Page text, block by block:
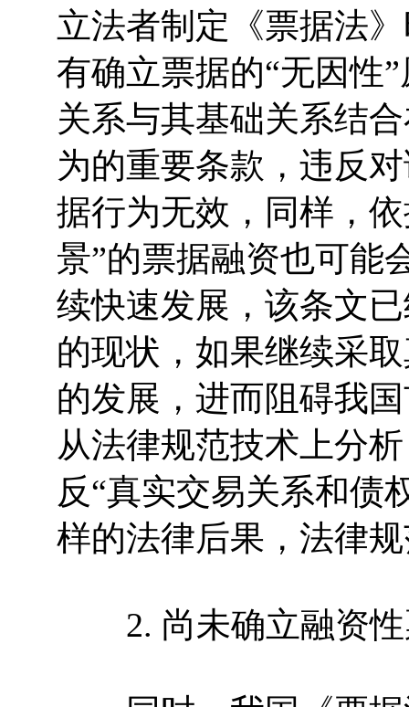
立法者制定《票据法
有确立票据的“无因性
关系与其基础关系结
为的重要条款，违反
据行为无效，同样，
景”的票据融资也可能
续快速发展，该条文
的现状，如果继续采
的发展，进而阻碍我
从法律规范技术上分
反“真实交易关系和债
样的法律后果，法律
2. 尚未确立融资性